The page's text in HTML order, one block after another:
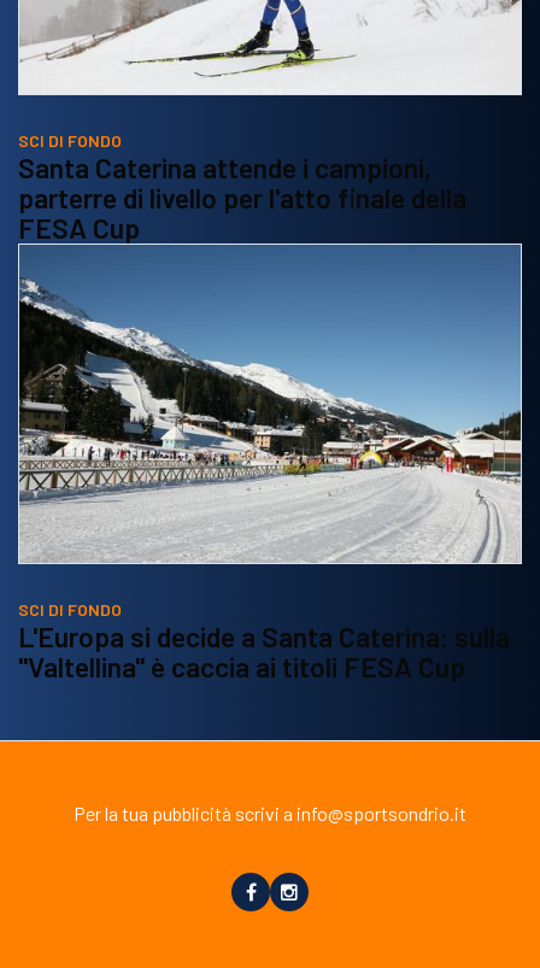
SCI DI FONDO
Santa Caterina attende i campioni,
parterre di livello per l'atto finale della
FESA Cup
SCI DI FONDO
L'Europa si decide a Santa Caterina: sulla
"Valtellina" è caccia ai titoli FESA Cup
Per la tua pubblicità scrivi a info@sportsondrio.it